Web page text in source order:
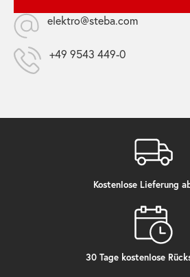
elektro@steba.com
+49 9543 449-0
Kostenlose Lieferung
30 Tage kostenlose